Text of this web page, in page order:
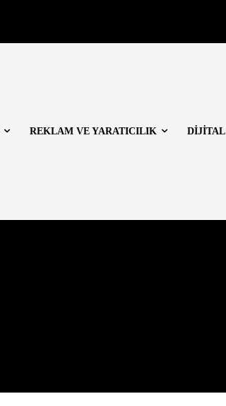
REKLAM VE YARATICILIK DİJİTAL